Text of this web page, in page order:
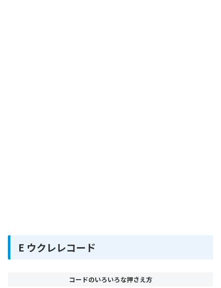
E ウクレレコード
コードのいろいろな押さえ方